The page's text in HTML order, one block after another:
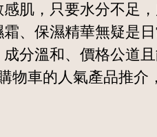
肌，只要水分不足，
、保濕精華無疑是
分溫和、價格公道
物車的人氣產品推介